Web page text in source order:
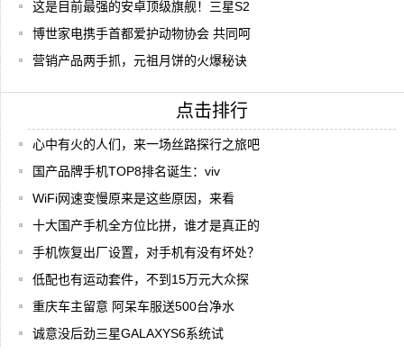
这是目前最强的安卓顶级旗舰！三星S2
博世家电携手首都爱护动物协会 共同呵
营销产品两手抓，元祖月饼的火爆秘诀
点击排行
心中有火的人们，来一场丝路探行之旅吧
国产品牌手机TOP8排名诞生：viv
WiFi网速变慢原来是这些原因，来看
十大国产手机全方位比拼，谁才是真正的
手机恢复出厂设置，对手机有没有坏处？
低配也有运动套件，不到15万元大众探
重庆车主留意 阿呆车服送500台净水
诚意没后劲三星GALAXYS6系统试